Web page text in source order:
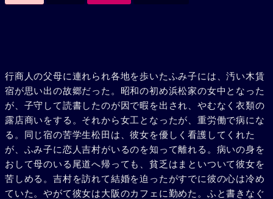
行商人の父母に連れられ各地を歩いたふみ子には、汚い木賃
宿が思い出の故郷だった。昭和の初め浜松家の女中となった
が、子守して読書したのが因で暇を出され、やむなく衣類の
露店商いをする。それから女工となったが、重労働で病にな
る。同じ宿の苦学生松田は、彼女を優しく看護してくれた
が、ふみ子に恋人吉村がいるのを知って離れる。病いの身を
おして母のいる尾道へ帰っても、貧乏はまといついて彼女を
苦しめる。吉村を訪れて結婚を迫ったがすでに彼の心は冷め
ていた。やがて彼女は大阪のカフェに勤めた。ふと書きなぐ